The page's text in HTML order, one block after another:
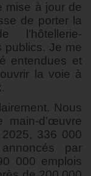
mise à jour de
de porter la
l’hôtellerie-
publics. Je me
entendues et
la voie à
Nous
d’œuvre
336 000
par
000 emplois